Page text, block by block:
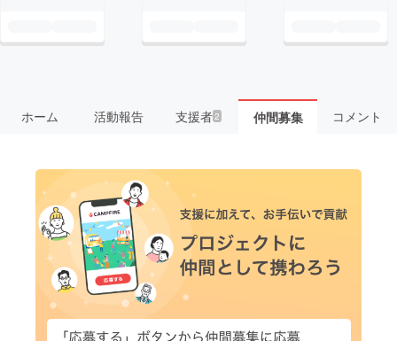
ホーム 活動報告 支援者2 仲間募集 コメント